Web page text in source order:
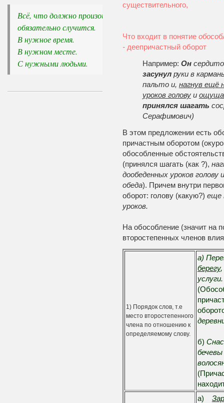
существительного,
Что входит в понятие
- деепричастный оборот
Например: Он
засунулруки в
пальто и, нагнув ещё
уроков головуи
принялся шагать
Серафимович)
В этом предложении есть
причастным оборотом
обособленные
(принялся шагать (как ?),
дообеденных уроков
обеда). Причем внутри
оборот: голову (какую?) еще
уроков.
На обособление (значит на
второстепенных членов
1) Порядок слов, т.е
место второстепенного
члена по отношению к
определяемому слову.
а)
берегу,
услуги.
б)
а)
Всё, что должно произойти,
обязательно случится.
В нужное время.
В нужном месте.
С нужными людьми.